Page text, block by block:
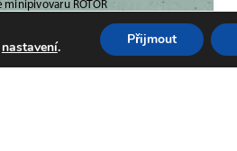
nastavení. Přijmout